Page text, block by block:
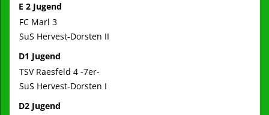
E 2 Jugend
FC Marl 3
SuS Hervest-Dorsten II
D1 Jugend
TSV Raesfeld 4 -7er-
SuS Hervest-Dorsten I
D2 Jugend